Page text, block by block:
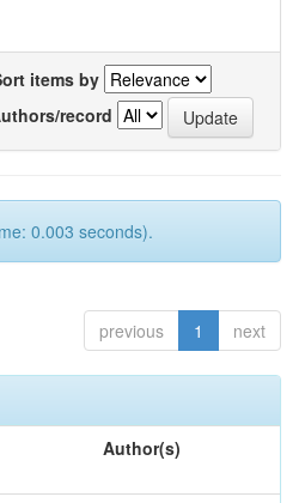
items by
record
0.003 seconds).
previous 1 next
Author(s)